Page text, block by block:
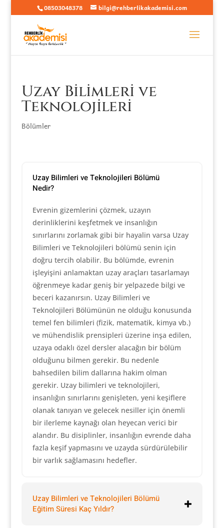
08503048378 bilgi@rehberlikakademisi.com
Uzay Bilimleri ve
Teknolojileri
Bölümler
Uzay Bilimleri ve Teknolojileri Bölümü
Nedir?
Evrenin gizemlerini çözmek, uzayın
derinliklerini keşfetmek ve insanlığın
sınırlarını zorlamak gibi bir hayalin varsa Uzay
Bilimleri ve Teknolojileri bölümü senin için
doğru tercih olabilir. Bu bölümde, evrenin
işleyişini anlamaktan uzay araçları tasarlamayı
öğrenmeye kadar geniş bir yelpazede bilgi ve
beceri kazanırsın. Uzay Bilimleri ve
Teknolojileri Bölümünün ne olduğu konusunda
temel fen bilimleri (fizik, matematik, kimya vb.)
ve mühendislik prensipleri üzerine inşa edilen,
uzaya odaklı özel dersler alacağın bir bölüm
olduğunu bilmen gerekir. Bu nedenle
bahsedilen bilim dallarına hakim olman
gerekir. Uzay bilimleri ve teknolojileri,
insanlığın sınırlarını genişleten, yeni keşiflere
olanak tanıyan ve gelecek nesiller için önemli
bir ilerleme kaynağı olan heyecan verici bir
alandır. Bu disiplinler, insanlığın evrende daha
fazla keşif yapmasını ve uzayda sürdürülebilir
bir varlık sağlamasını hedefler.
Uzay Bilimleri ve Teknolojileri Bölümü
Eğitim Süresi Kaç Yıldır?